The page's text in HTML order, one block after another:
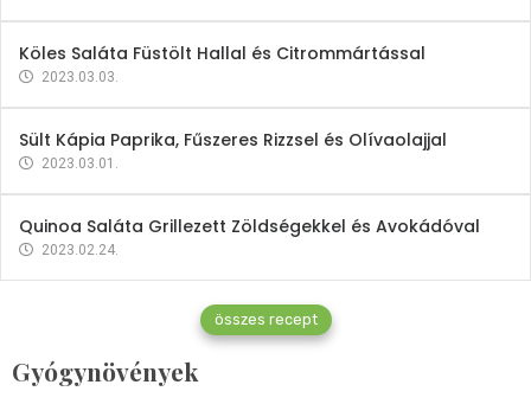
Köles Saláta Füstölt Hallal és Citrommártással
2023.03.03.
Sült Kápia Paprika, Fűszeres Rizzsel és Olívaolajjal
2023.03.01.
Quinoa Saláta Grillezett Zöldségekkel és Avokádóval
2023.02.24.
összes recept
Gyógynövények
Gyógynövények
Mindent a petrezselyemről
2023.12.21.